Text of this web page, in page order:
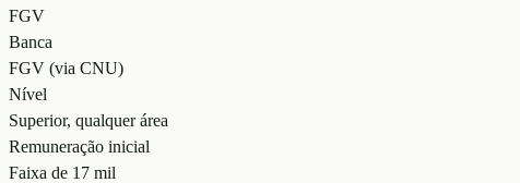
FGV
Banca
FGV (via CNU)
Nível
Superior, qualquer área
Remuneração inicial
Faixa de 17 mil